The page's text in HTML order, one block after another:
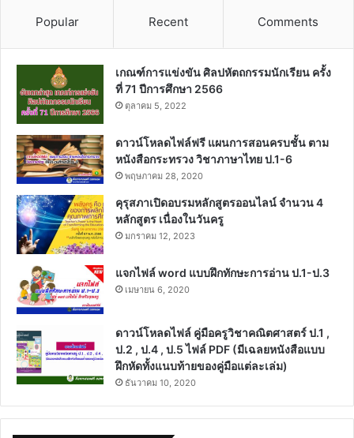
Popular Recent Comments
เกณฑ์การแข่งขัน ศิลปหัตถกรรมนักเรียน ครั้ง
ที่ 71 ปีการศึกษา 2566
ตุลาคม 5, 2022
ดาวน์โหลดไฟล์ฟรี แผนการสอนครบชั้น ตาม
หนังสือกระทรวง วิชาภาษาไทย ป.1-6
พฤษภาคม 28, 2020
คุรุสภาเปิดอบรมหลักสูตรออนไลน์ จำนวน 4
หลักสูตร เนื่องในวันครู
มกราคม 12, 2023
แจกไฟล์ word แบบฝึกทักษะการอ่าน ป.1-ป.3
เมษายน 6, 2020
ดาวน์โหลดไฟล์ คู่มือครูวิชาคณิตศาสตร์ ป.1 ,
ป.2 , ป.4 , ป.5 ไฟล์ PDF (มีเฉลยหนังสือแบบ
ฝึกหัดทั้งแนบท้ายของคู่มือแต่ละเล่ม)
ธันวาคม 10, 2020